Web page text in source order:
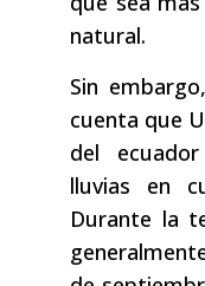
natural.
Sin
cuenta que
del
lluvias en
Durante la